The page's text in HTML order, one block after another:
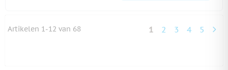
Artikelen 1-12 van 68 U lees momenteel
1 Pagina
2 Pagina
3 Pagina
4 Pagina
5